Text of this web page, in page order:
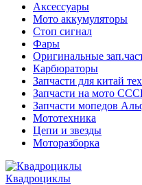
Аксессуары
Мото аккумуляторы
Стоп сигнал
Фары
Оригинальные
Карбюраторы
Запчасти для китай
Запчасти на мото
Запчасти мопедов
Мототехника
Цепи и звезды
Моторазборка
Квадроциклы